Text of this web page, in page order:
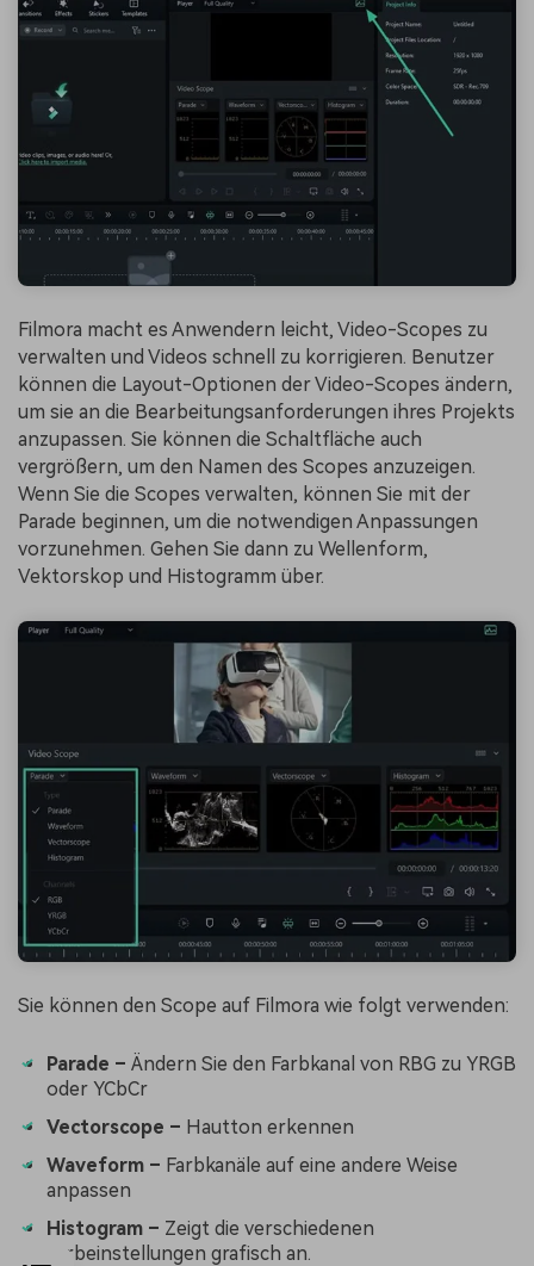
Filmora macht es Anwendern leicht, Video-Scopes zu
verwalten und Videos schnell zu korrigieren. Benutzer
können die Layout-Optionen der Video-Scopes ändern,
um sie an die Bearbeitungsanforderungen ihres Projekts
anzupassen. Sie können die Schaltfläche auch
vergrößern, um den Namen des Scopes anzuzeigen.
Wenn Sie die Scopes verwalten, können Sie mit der
Parade beginnen, um die notwendigen Anpassungen
vorzunehmen. Gehen Sie dann zu Wellenform,
Vektorskop und Histogramm über.
Sie können den Scope auf Filmora wie folgt verwenden:
Parade – Ändern Sie den Farbkanal von RBG zu YRGB
oder YCbCr
Vectorscope – Hautton erkennen
Waveform – Farbkanäle auf eine andere Weise
anpassen
Histogram – Zeigt die verschiedenen
Farbeinstellungen grafisch an.